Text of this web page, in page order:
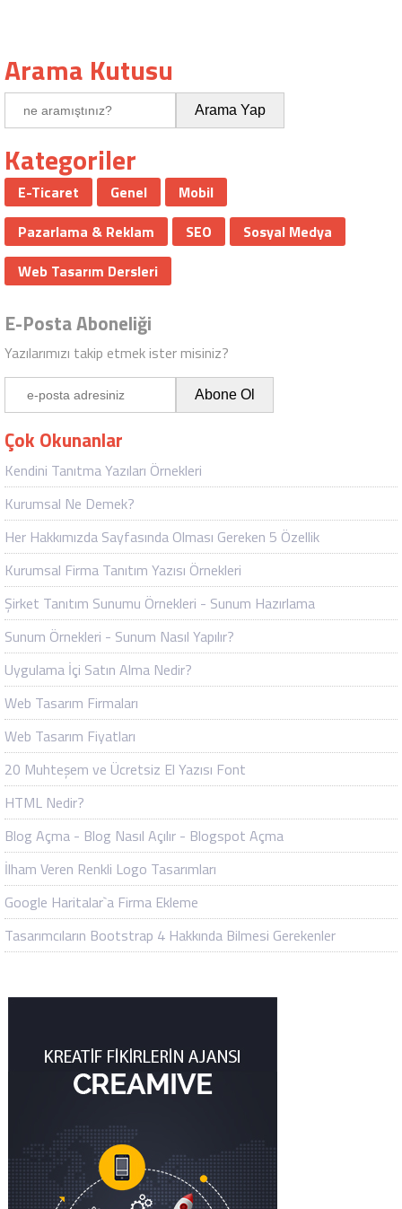
Arama Kutusu
Kategoriler
E-Ticaret Genel
Mobil
Pazarlama & Reklam
SEO
Sosyal Medya
Web Tasarım Dersleri
E-Posta Aboneliği
Yazılarımızı takip etmek ister misiniz?
Çok Okunanlar
Kendini Tanıtma Yazıları Örnekleri
Kurumsal Ne Demek?
Her Hakkımızda Sayfasında Olması Gereken 5 Özellik
Kurumsal Firma Tanıtım Yazısı Örnekleri
Şirket Tanıtım Sunumu Örnekleri - Sunum Hazırlama
Sunum Örnekleri - Sunum Nasıl Yapılır?
Uygulama İçi Satın Alma Nedir?
Web Tasarım Firmaları
Web Tasarım Fiyatları
20 Muhteşem ve Ücretsiz El Yazısı Font
HTML Nedir?
Blog Açma - Blog Nasıl Açılır - Blogspot Açma
İlham Veren Renkli Logo Tasarımları
Google Haritalar`a Firma Ekleme
Tasarımcıların Bootstrap 4 Hakkında Bilmesi Gerekenler